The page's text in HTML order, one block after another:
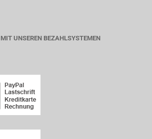
UNSEREN BEZAHLSYSTEMEN